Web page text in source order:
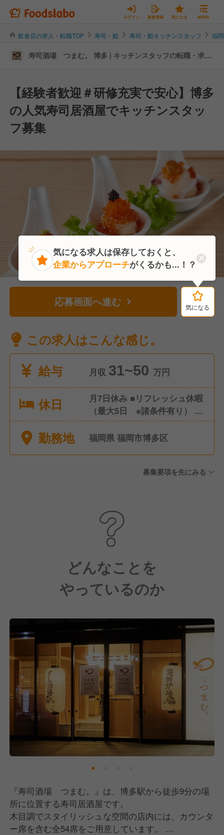
ログイン 新規登録 気になる MENU
飲食店の求人・転職TOP 寿司・鮨 寿司・鮨キッチンスタッフ 福
寿司酒場 つまむ。 博多 | キッチンスタッフの転職・求人
【経験者歓迎＃研修充実で安心】博多
の人気寿司居酒屋でキッチンスタッ
フ募集
応募画面へ進む 気になる
この求人はこんな感じ。
給与
月収 31~50 万円
休日
月7日休み ■リフレッシュ休暇
（最大5日 ※諸条件有り） ■
年末年始振替休暇（3日） ■有
休休暇（毎月1日必ず消化）
勤務地 福岡県 福岡市博多区
募集要項を先にみる
どんなことを
やっているのか
『寿司酒場 つまむ。』は、博多駅から徒歩9分の場
所に位置する寿司居酒屋です。
木目調でスタイリッシュな空間の店内には、カウンタ
ー席を含む全54席をご用意しています。
気になる
気になる求人は保存しておくと、
企業からアプローチがくるかも...！？